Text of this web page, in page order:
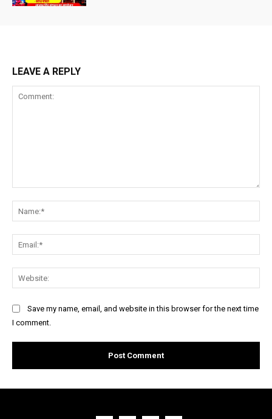
LEAVE A REPLY
Save my name, email, and website in this browser for the next time
I comment.